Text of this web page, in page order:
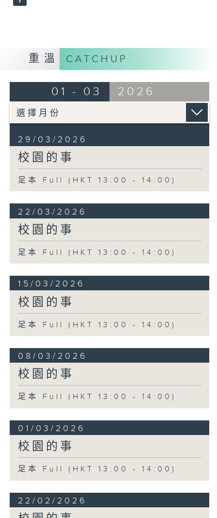
重溫 CATCHUP
01 - 03 2026
29/03/2026
校園的事
足本 Full (HKT 13:00 - 14:00)
22/03/2026
校園的事
足本 Full (HKT 13:00 - 14:00)
15/03/2026
校園的事
足本 Full (HKT 13:00 - 14:00)
08/03/2026
校園的事
足本 Full (HKT 13:00 - 14:00)
01/03/2026
校園的事
足本 Full (HKT 13:00 - 14:00)
22/02/2026